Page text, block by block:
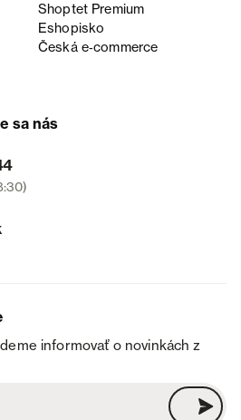
Shoptet Premium
Eshopisko
Česká e‑commerce
sa nás
informovať o novinkách z